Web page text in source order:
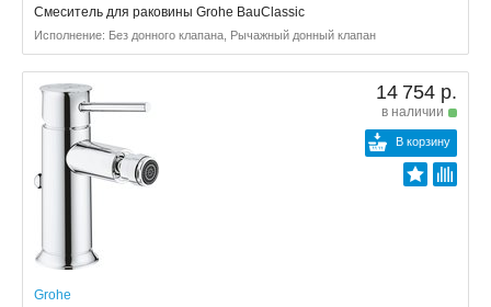
Смеситель для раковины Grohe BauClassic
Исполнение: Без донного клапана, Рычажный донный клапан
14 754 р.
в наличии
В корзину
Grohe